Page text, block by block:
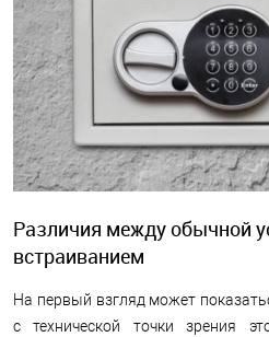
Различия между обычной
встраиванием
На первый взгляд может
с технической точки зрения